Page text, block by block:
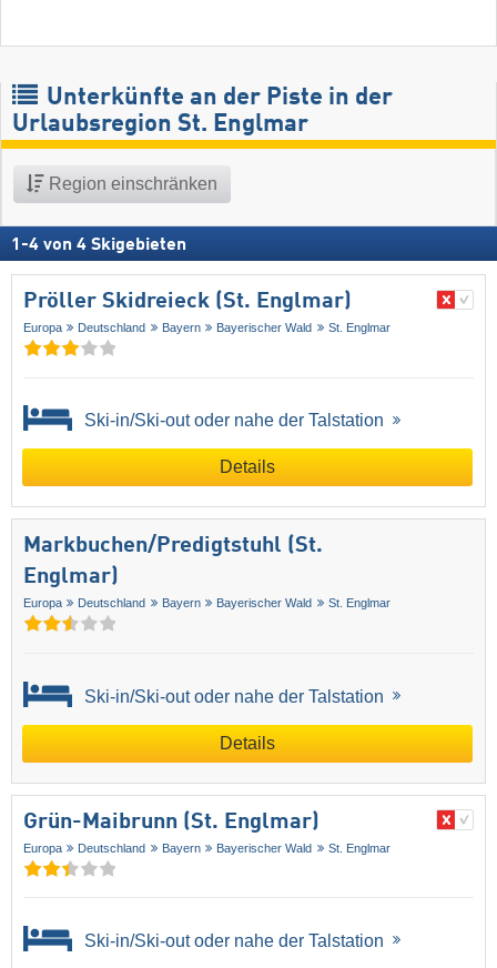
Unterkünfte an der Piste in der
Urlaubsregion St. Englmar
Region einschränken
1 -4 von 4 Skigebieten
Pröller Skidreieck (St. Englmar)
Europa Deutschland Bayern Bayerischer Wald St. Englmar
Ski-in/Ski-out oder nahe der Talstation
Details
Markbuchen/​Predigtstuhl (St.
Englmar)
Europa Deutschland Bayern Bayerischer Wald St. Englmar
Ski-in/Ski-out oder nahe der Talstation
Details
Grün-Maibrunn (St. Englmar)
Europa Deutschland Bayern Bayerischer Wald St. Englmar
Ski-in/Ski-out oder nahe der Talstation